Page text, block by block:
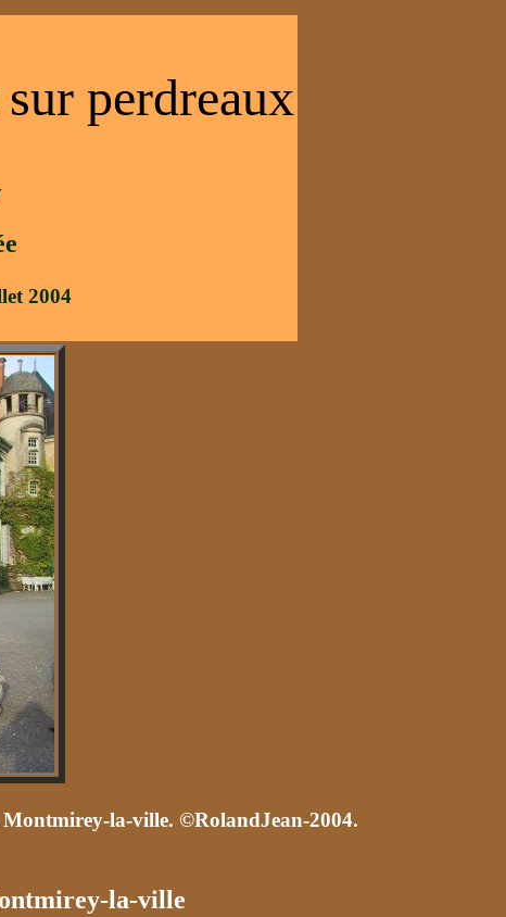
perdreaux
2004
la-ville. ©RolandJean-2004.
la-ville